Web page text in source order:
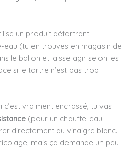
un produit détartrant
eau (tu en trouves en magasin de
le ballon et laisse agir selon les
si le tartre n’est pas trop
vraiment encrassé, tu vas
(pour un chauffe-eau
directement au vinaigre blanc.
mais ça demande un peu